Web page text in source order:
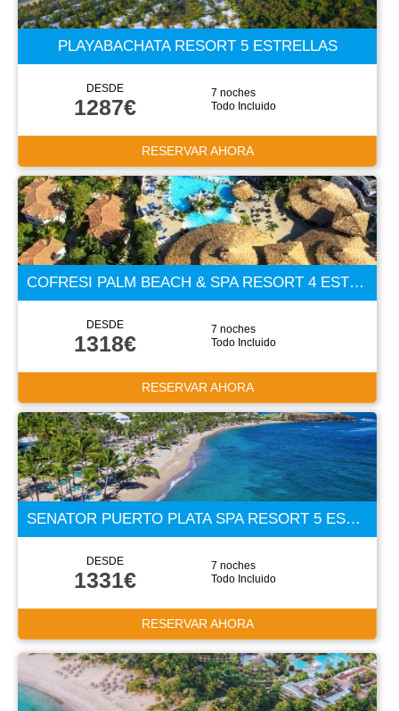
PLAYABACHATA RESORT 5 ESTRELLAS
DESDE
1287€
7 noches
Todo Incluido
RESERVAR AHORA
COFRESI PALM BEACH & SPA RESORT 4 ESTRELLAS
DESDE
1318€
7 noches
Todo Incluido
RESERVAR AHORA
SENATOR PUERTO PLATA SPA RESORT 5 ESTRELLAS
DESDE
1331€
7 noches
Todo Incluido
RESERVAR AHORA